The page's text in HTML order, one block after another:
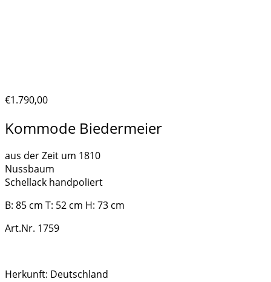
€1.790,00
Kommode Biedermeier
aus der Zeit um 1810
Nussbaum
Schellack handpoliert
B: 85 cm T: 52 cm H: 73 cm
Art.Nr. 1759
Herkunft: Deutschland